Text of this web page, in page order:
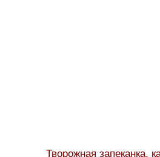
Творожная запеканка,